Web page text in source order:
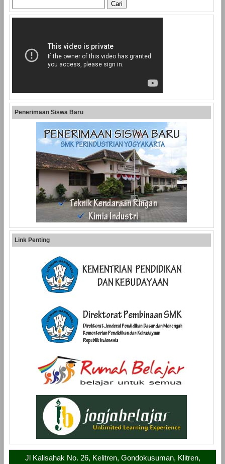
untuk:
Penerimaan Siswa Baru
Link Penting
Jl Kalisahak No. 26, Kelitren, Gondokusuman, Klitren,